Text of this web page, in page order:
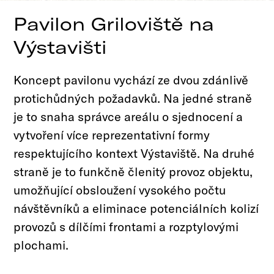
Pavilon Griloviště na
Výstavišti
Koncept pavilonu vychází ze dvou zdánlivě
protichůdných požadavků. Na jedné straně
je to snaha správce areálu o sjednocení a
vytvoření více reprezentativní formy
respektujícího kontext Výstaviště. Na druhé
straně je to funkčně členitý provoz objektu,
umožňující obsloužení vysokého počtu
návštěvníků a eliminace potenciálních kolizí
provozů s dílčími frontami a rozptylovými
plochami.